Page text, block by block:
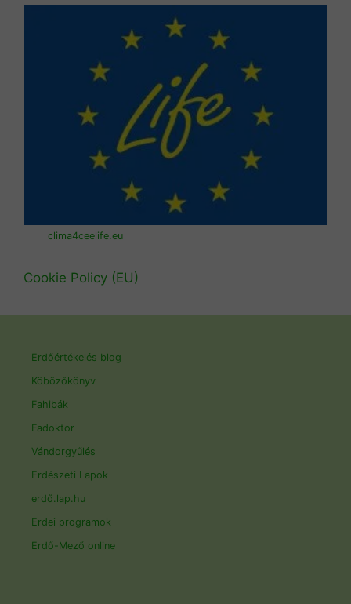
clima4ceelife.eu
Cookie Policy (EU)
Erdőértékelés blog
Köbözőkönyv
Fahibák
Fadoktor
Vándorgyűlés
Erdészeti Lapok
erdő.lap.hu
Erdei programok
Erdő-Mező online